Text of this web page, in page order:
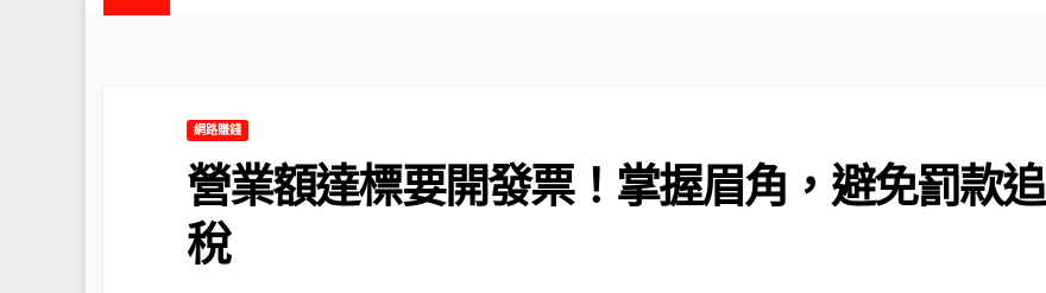
網路賺錢
營業額達標要開發票！掌握眉角，避免罰款追
稅